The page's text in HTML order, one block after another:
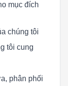
mục đích
chúng tôi
tôi cung
phân phối